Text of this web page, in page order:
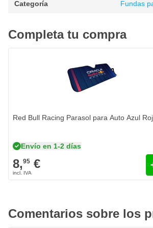
Oficialmente licenciado por Red Bull
Ajuste universal
Set de 10 piezas
60% poliéster & 40% PVC
Compatible con airbags laterales
el desgaste y la
Categoría Fundas
Completa tu compra
Red Bull Racing Parasol para Auto Azul
Envío en 1-2 días
8,95 €
Comentarios sobre los